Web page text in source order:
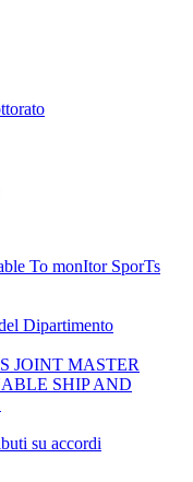
To monItor SporTs
Dipartimento
JOINT MASTER
SHIP AND
su accordi